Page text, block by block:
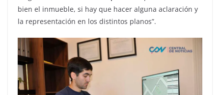
bien el inmueble, si hay que hacer alguna aclaración y
la representación en los distintos planos”.